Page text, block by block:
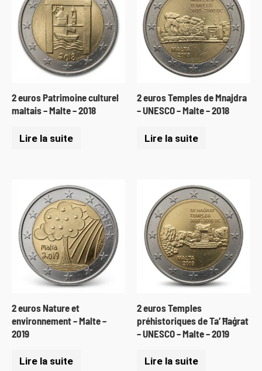
2 euros Patrimoine culturel
maltais – Malte – 2018
Lire la suite
2 euros Temples de Mnajdra
– UNESCO – Malte – 2018
Lire la suite
2 euros Nature et
environnement – Malte –
2019
Lire la suite
2 euros Temples
préhistoriques de Ta’ Ħaġrat
– UNESCO – Malte – 2019
Lire la suite